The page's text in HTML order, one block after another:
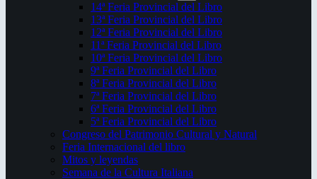
14ª Feria Provincial del Libro
13ª Feria Provincial del Libro
12ª Feria Provincial del Libro
11ª Feria Provincial del Libro
10ª Feria Provincial del Libro
9ª Feria Provincial del Libro
8ª Feria Provincial del Libro
7ª Feria Provincial del Libro
6ª Feria Provincial del Libro
5ª Feria Provincial del Libro
Congreso del Patrimonio Cultural y Natural
Feria Internacional del libro
Mitos y leyendas
Semana de la Cultura Italiana